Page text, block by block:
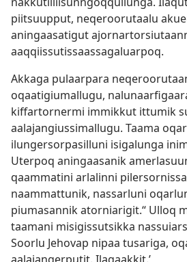
piitsuupput, neqeroorutaalu
aningaasatigut
aaqqiissutissaassagaluarpoq.
Akkaga pulaarpara
oqaatigiumallugu,
kiffartornermi immikkut ittumik
aalajangiussimallugu. Taama
ilungersorpasilluni isigalunga
Uterpoq aningaasanik
qaammatini arlalinni
naammattunik, nassarluni
piumasannik atorniarigit.“ Ulloq
taamani misigissutsikka
Soorlu Jehovap nipaa tusariga,